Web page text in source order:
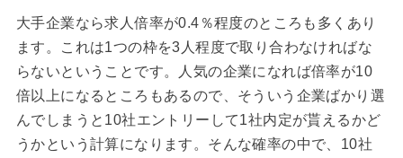
大手企業なら求人倍率が0.4％程度のところも多くあり
ます。これは1つの枠を3人程度で取り合わなければな
らないということです。人気の企業になれば倍率が10
倍以上になるところもあるので、そういう企業ばかり選
んでしまうと10社エントリーして1社内定が貰えるかど
うかという計算になります。そんな確率の中で、10社